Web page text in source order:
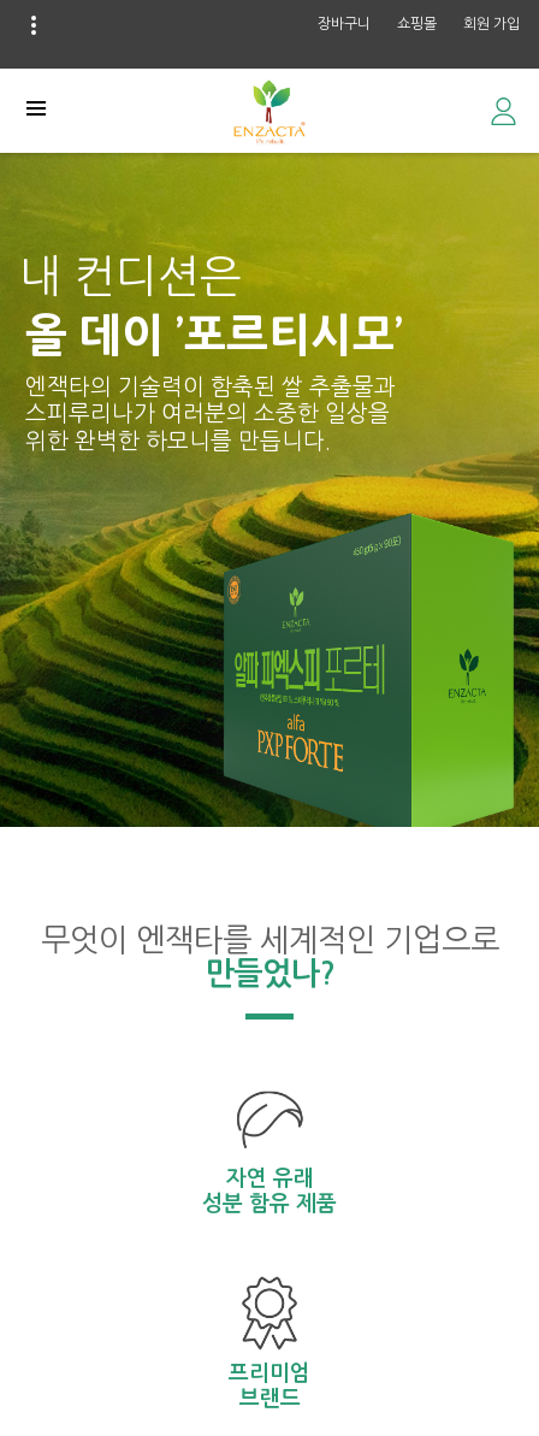
회원 가입
쇼핑몰
장바구니
내 컨디션은
올 데이 ’포르티시모’
엔잭타의 기술력이 함축된 쌀 추출물과
스피루리나가 여러분의 소중한 일상을
위한 완벽한 하모니를 만듭니다.
무엇이 엔잭타를 세계적인 기업으로
만들었나?
자연 유래
성분 함유 제품
프리미엄
브랜드